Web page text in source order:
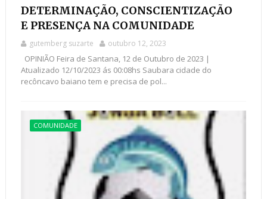
DETERMINAÇÃO, CONSCIENTIZAÇÃO
E PRESENÇA NA COMUNIDADE
gutemberg suzarte outubro 12, 2023
OPINIÃO Feira de Santana, 12 de Outubro de 2023 |
Atualizado 12/10/2023 ás 00:08hs Saubara cidade do
recôncavo baiano tem e precisa de pol...
COMUNIDADE